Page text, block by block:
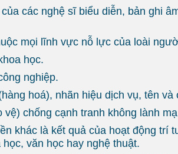
nghệ sĩ biểu diễn, bản ghi
mọi lĩnh vực nỗ lực của loài
học.
nghiệp.
hoá), nhãn hiệu dịch vụ, tên và
chống cạnh tranh không lành
là kết quả của hoạt động trí
văn học hay nghệ thuật.